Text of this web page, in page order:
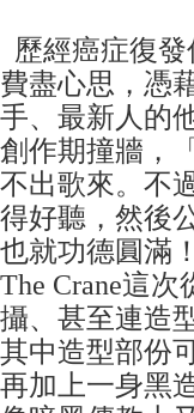
歷經癌症復發
費盡心思，憑
手、最新人的
創作期撞牆，
不出歌來。不
得好聽，然後
也就功德圓滿
The Crane這
攝、甚至連造
其中造型部份
再加上一身黑